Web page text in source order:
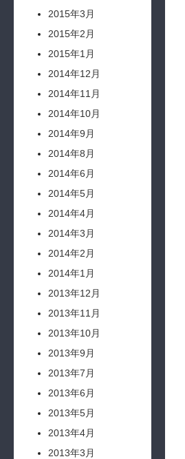
2015年3月
2015年2月
2015年1月
2014年12月
2014年11月
2014年10月
2014年9月
2014年8月
2014年6月
2014年5月
2014年4月
2014年3月
2014年2月
2014年1月
2013年12月
2013年11月
2013年10月
2013年9月
2013年7月
2013年6月
2013年5月
2013年4月
2013年3月